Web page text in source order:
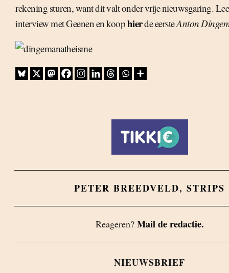
rekening sturen, want dit valt onder vrije nieuwsgaring.
interview met Geenen en koophierde eersteAnton
PETER BREEDVELD, STRIPS
Reageren? Mail de redactie.
NIEUWSBRIEF